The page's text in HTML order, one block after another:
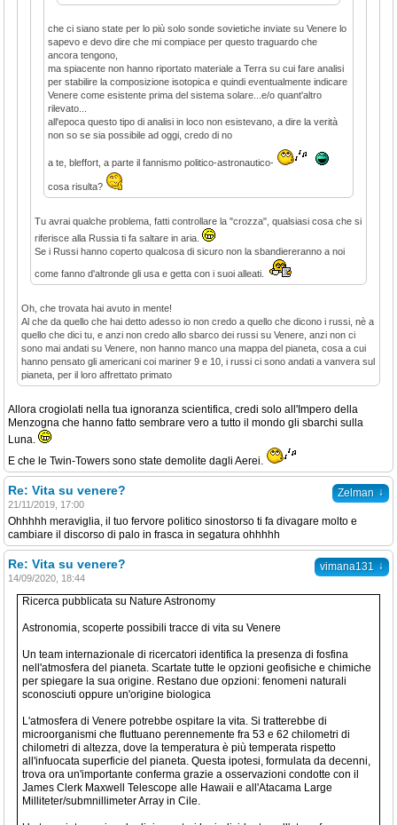
che ci siano state per lo più solo sonde sovietiche inviate su Venere lo
sapevo e devo dire che mi compiace per questo traguardo che
ancora tengono,
ma spiacente non hanno riportato materiale a Terra su cui fare analisi
per stabilire la composizione isotopica e quindi eventualmente indicare
Venere come esistente prima del sistema solare...e/o quant'altro
rilevato...
all'epoca questo tipo di analisi in loco non esistevano, a dire la verità
non so se sia possibile ad oggi, credo di no
a te, bleffort, a parte il fannismo politico-astronautico-
cosa risulta?
Tu avrai qualche problema, fatti controllare la "crozza", qualsiasi cosa che si
riferisce alla Russia ti fa saltare in aria.
Se i Russi hanno coperto qualcosa di sicuro non la sbandiereranno a noi
come fanno d'altronde gli usa e getta con i suoi alleati.
Oh, che trovata hai avuto in mente!
Al che da quello che hai detto adesso io non credo a quello che dicono i russi, nè a
quello che dici tu, e anzi non credo allo sbarco dei russi su Venere, anzi non ci
sono mai andati su Venere, non hanno manco una mappa del pianeta, cosa a cui
hanno pensato gli americani coi mariner 9 e 10, i russi ci sono andati a vanvera sul
pianeta, per il loro affrettato primato
Allora crogiolati nella tua ignoranza scientifica, credi solo all'Impero della
Menzogna che hanno fatto sembrare vero a tutto il mondo gli sbarchi sulla
Luna.
E che le Twin-Towers sono state demolite dagli Aerei.
Zelman ↓
Re: Vita su venere?
21/11/2019, 17:00
Ohhhhh meraviglia, il tuo fervore politico sinostorso ti fa divagare molto e
cambiare il discorso di palo in frasca in segatura ohhhhh
vimana131 ↓
Re: Vita su venere?
14/09/2020, 18:44
Ricerca pubblicata su Nature Astronomy
Astronomia, scoperte possibili tracce di vita su Venere
Un team internazionale di ricercatori identifica la presenza di fosfina
nell'atmosfera del pianeta. Scartate tutte le opzioni geofisiche e chimiche
per spiegare la sua origine. Restano due opzioni: fenomeni naturali
sconosciuti oppure un'origine biologica
L'atmosfera di Venere potrebbe ospitare la vita. Si tratterebbe di
microorganismi che fluttuano perennemente fra 53 e 62 chilometri di
chilometri di altezza, dove la temperatura è più temperata rispetto
all'infuocata superficie del pianeta. Questa ipotesi, formulata da decenni,
trova ora un'importante conferma grazie a osservazioni condotte con il
James Clerk Maxwell Telescope alle Hawaii e all'Atacama Large
Milliteter/submnillimeter Array in Cile.